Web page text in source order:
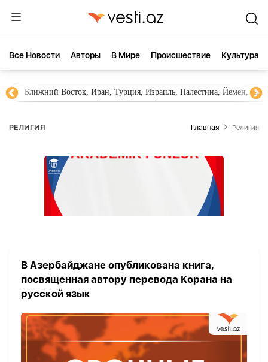
Все Новости Aвторы В Мире Происшествие Культура
Ближний Восток, Иран, Турция, Израиль, Палестина, Йемен,
РЕЛИГИЯ Главная Религия
В Азербайджане опубликована книга,
посвященная автору перевода Корана на
русской язык